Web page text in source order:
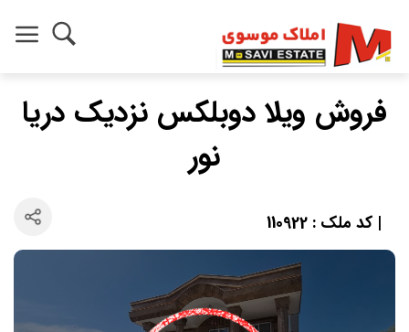
فروش ویلا دوبلکس نزدیک دریا
نور
| کد ملک : 110922